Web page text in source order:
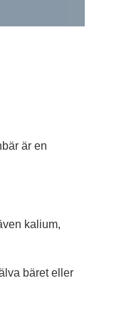
är en
kalium,
bäret eller